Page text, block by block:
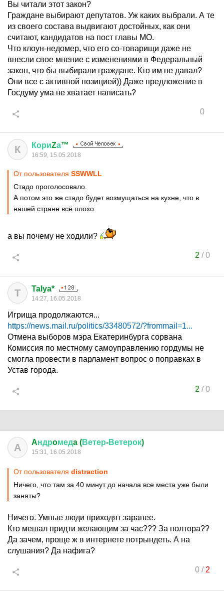
Вы читали этот закон?
Граждане выбирают депутатов. Уж каких выбрали. А те
из своего состава выдвигают достойных, как они
считают, кандидатов на пост главы МО.
Что клоун-недомер, что его со-товарищи даже не
внесли свое мнение с изменениями в Федеральный
закон, что бы выбирали граждане. Кто им не давал?
Они все с активной позицией)) Даже предложение в
Госдуму ума не хватает написать?
0
К КориZа™
16:59, 15.05.2018
От пользователя SSWWLL
Стадо проголосовало.
А потом это же стадо будет возмущаться на кухне, что в
нашей стране всё плохо.
а вы почему не ходили?
2 /0
T Talya*
14:27, 16.05.2018
Игрища продолжаются...
https://news.mail.ru/politics/33480572/?frommail=1...
Отмена выборов мэра Екатеринбурга сорвана
Комиссия по местному самоуправлению гордумы не
смогла провести в парламент вопрос о поправках в
Устав города.
2 /0
A Aндрoмедa (Ветер-Ветерок)
15:31, 16.05.2018
От пользователя distraction
Ничего, что там за 40 минут до начала все места уже были
заняты?
Ничего. Умные люди приходят заранее.
Кто мешал придти желающим за час??? За полтора??
Да зачем, проще ж в интернете потрындеть. А на
слушания? Да нафига?
0/ 2